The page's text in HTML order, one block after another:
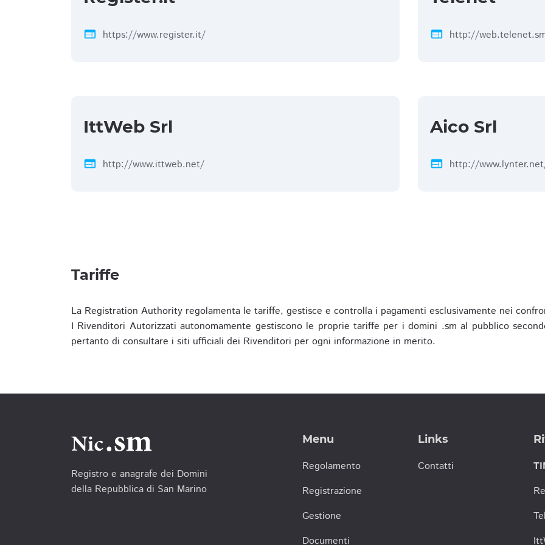
web https://www.register.it/ web http://
IttWeb Srl
web http://www.ittweb.net/
Aico Srl
web http://
Tariffe
La Registration Authority regolamenta le tariffe, gestisce e controlla i pagamenti esclusivamente nei
I Rivenditori Autorizzati autonomamente gestiscono le proprie tariffe per i domini .sm al pubblico
pertanto di consultare i siti ufficiali dei Rivenditori per ogni informazione in merito.
Registro e anagrafe dei Domini
della Repubblica di San Marino
Menu
Regolamento
Registrazione
Gestione
Documenti
Links
Contatti